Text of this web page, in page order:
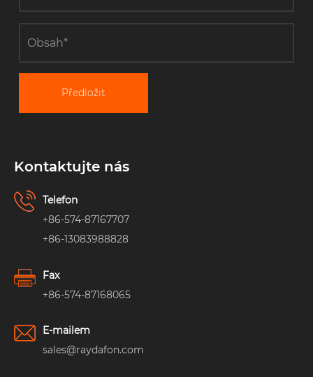
Předložit
Kontaktujte nás
Telefon
+86-574-87167707
+86-13083988828
Fax
+86-574-87168065
E-mailem
sales@raydafon.com